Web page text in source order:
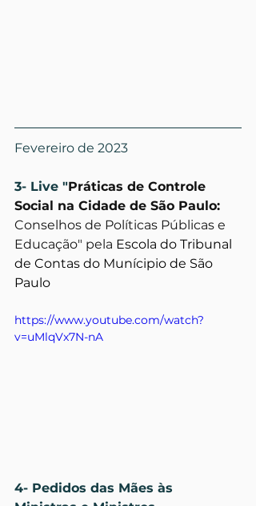
Fevereiro de 2023
3- Live "Práticas de Controle
Social na Cidade de São Paulo:
Conselhos de Políticas Públicas e
Educação" pela Escola do Tribunal
de Contas do Munícipio de São
Paulo
https://www.youtube.com/watch?
v=uMlqVx7N-nA
4- Pedidos das Mães às